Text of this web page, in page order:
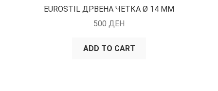
EUROSTIL ДРВЕНА ЧЕТКА Ø 14 ММ
500 ДЕН
ADD TO CART